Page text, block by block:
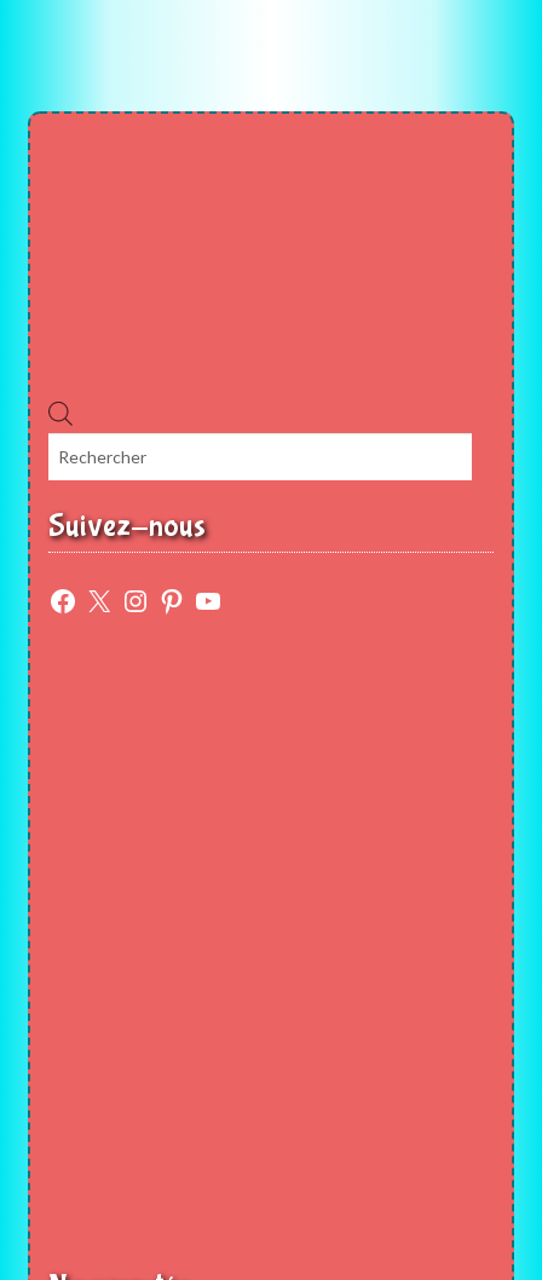
de
produits
Suivez-nous
Facebook
X Instagram
Pinterest
YouTube